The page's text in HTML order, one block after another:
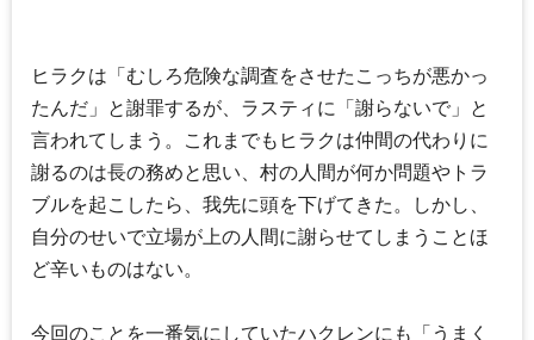
ヒラクは「むしろ危険な調査をさせたこっちが悪かっ
たんだ」と謝罪するが、ラスティに「謝らないで」と
言われてしまう。これまでもヒラクは仲間の代わりに
謝るのは長の務めと思い、村の人間が何か問題やトラ
ブルを起こしたら、我先に頭を下げてきた。しかし、
自分のせいで立場が上の人間に謝らせてしまうことほ
ど辛いものはない。
今回のことを一番気にしていたハクレンにも「うまく